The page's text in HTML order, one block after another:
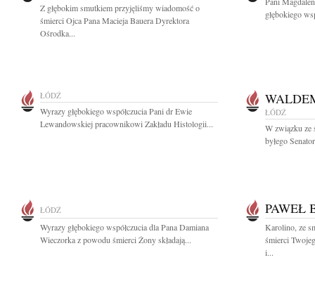
Z głębokim smutkiem przyjęliśmy wiadomość o
śmierci Ojca Pana Macieja Bauera Dyrektora
Ośrodka...
głębokiego
ŁÓDŹ
Wyrazy głębokiego współczucia Pani dr Ewie
Lewandowskiej pracownikowi Zakładu Histologii...
ŁÓDŹ
W związku ze
byłego
ŁÓDŹ
Wyrazy głębokiego współczucia dla Pana Damiana
Wieczorka z powodu śmierci Żony składają...
PAWEŁ
Karolino, ze
śmierci
i...